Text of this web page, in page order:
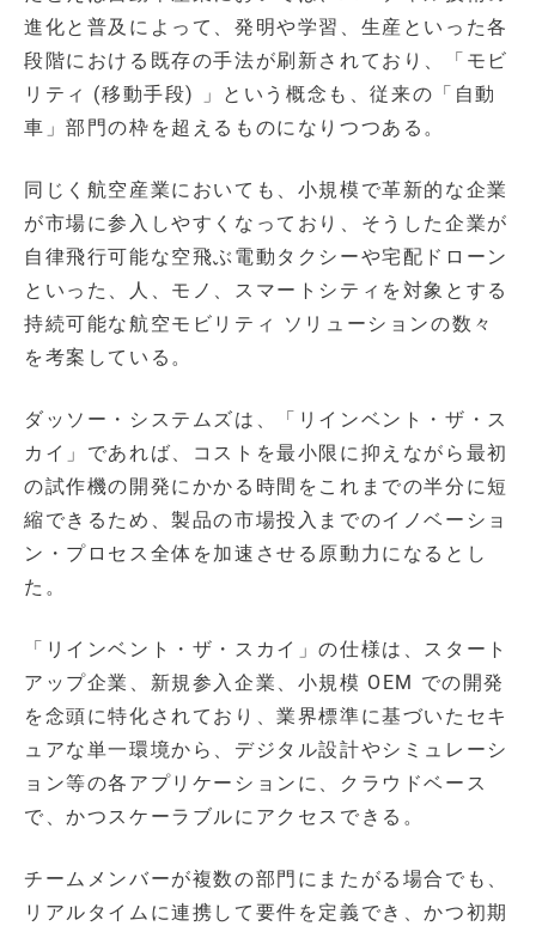
進化と普及によって、発明や学習、生産といった各
段階における既存の手法が刷新されており、「モビ
リティ (移動手段) 」という概念も、従来の「自動
車」部門の枠を超えるものになりつつある。
同じく航空産業においても、小規模で革新的な企業
が市場に参入しやすくなっており、そうした企業が
自律飛行可能な空飛ぶ電動タクシーや宅配ドローン
といった、人、モノ、スマートシティを対象とする
持続可能な航空モビリティ ソリューションの数々
を考案している。
ダッソー・システムズは、「リインベント・ザ・ス
カイ」であれば、コストを最小限に抑えながら最初
の試作機の開発にかかる時間をこれまでの半分に短
縮できるため、製品の市場投入までのイノベーショ
ン・プロセス全体を加速させる原動力になるとし
た。
「リインベント・ザ・スカイ」の仕様は、スタート
アップ企業、新規参入企業、小規模 OEM での開発
を念頭に特化されており、業界標準に基づいたセキ
ュアな単一環境から、デジタル設計やシミュレーシ
ョン等の各アプリケーションに、クラウドベース
で、かつスケーラブルにアクセスできる。
チームメンバーが複数の部門にまたがる場合でも、
リアルタイムに連携して要件を定義でき、かつ初期